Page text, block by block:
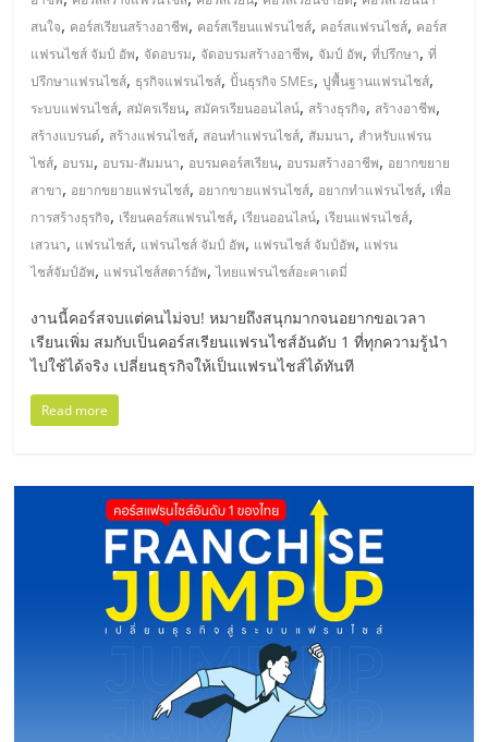
ขา
แฟ
รน
ไชส์,
ศูนย์
รวม
แฟ
รน
พร้อม
ทำเล
สำหรับ
สนใจ, คอร์สเรียนสร้างอาชีพ, คอร์สเรียนแฟรนไชส์, คอร์สแฟรนไชส์, คอร์ส
แฟรนไชส์ จัมป์ อัพ, จัดอบรม, จัดอบรมสร้างอาชีพ, จัมป์ อัพ,ที่ปรึกษา,ที่
ปรึกษาแฟรนไชส์, ธุรกิจแฟรนไชส์,ปั้นธุรกิจ SMEs,ปูพื้นฐานแฟรนไชส์,
ระบบแฟรนไชส์, สมัครเรียน, สมัครเรียนออนไลน์, สร้างธุรกิจ, สร้างอาชีพ,
สร้างแบรนด์, สร้างแฟรนไชส์, สอนทำแฟรนไชส์, สัมมนา, สำหรับแฟรน
ไชส์, อบรม, อบรม-สัมมนา, อบรมคอร์สเรียน, อบรมสร้างอาชีพ, อยากขยาย
สาขา, อยากขยายแฟรนไชส์, อยากขายแฟรนไชส์, อยากทำแฟรนไชส์, เพื่อ
การสร้างธุรกิจ, เรียนคอร์สแฟรนไชส์, เรียนออนไลน์, เรียนแฟรนไชส์,
เสวนา, แฟรนไชส์, แฟรนไชส์ จัมป์ อัพ, แฟรนไชส์ จัมป์อัพ, แฟรน
ไชส์จัมป์อัพ, แฟรนไชส์สตาร์อัพ,ไทยแฟรนไชส์อะคาเดมี่
งานนี้คอร์สจบแต่คนไม่จบ! หมายถึงสนุกมากจนอยากขอเวลา
เรียนเพิ่ม สมกับเป็นคอร์สเรียนแฟรนไชส์อันดับ 1 ที่ทุกความรู้นำ
ไปใช้ได้จริง เปลี่ยนธุรกิจให้เป็นแฟรนไชส์ได้ทันที
Read more